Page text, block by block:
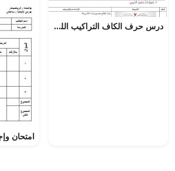
درس حرف الكاف التراكيب اللغوية